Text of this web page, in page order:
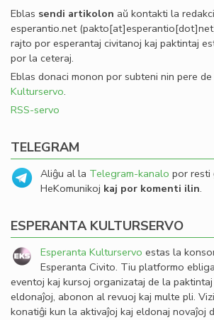
Eblas sendi artikolon aŭ kontakti la
esperantio.net
rajto por esperantaj civitanoj kaj paktintaj
por la ceteraj.
Eblas donaci monon por subteni nin pere de
Kulturservo.
RSS-servo
TELEGRAM
Aliĝu al la Telegram-kanalo por resti
HeKomunikoj kaj por komenti ilin.
ESPERANTA KULTURSERVO
Esperanta Kulturservo estas la
Esperanta Civito. Tiu platformo
eventoj kaj kursoj organizataj de la
eldonaĵoj, abonon al revuoj kaj multe pli.
konatiĝi kun la aktivaĵoj kaj eldonaj novaĵoj